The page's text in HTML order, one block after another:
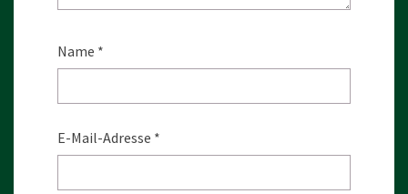
Name *
E-Mail-Adresse *